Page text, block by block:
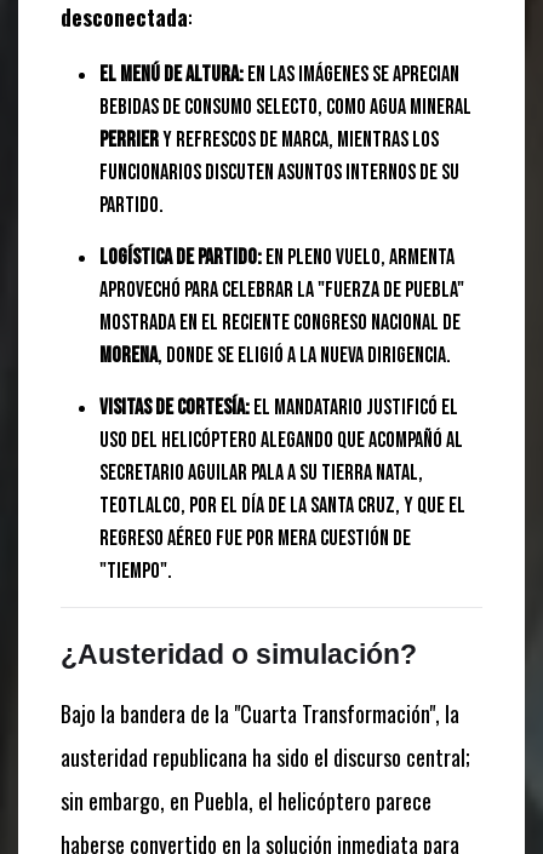
desconectada:
El menú de altura:En las imágenes se aprecian
bebidas de consumo selecto, como agua mineral
Perriery refrescos de marca, mientras los
funcionarios discuten asuntos internos de su
partido.
Logística de partido:En pleno vuelo, Armenta
aprovechó para celebrar la "fuerza de Puebla"
mostrada en el reciente Congreso Nacional de
Morena, donde se eligió a la nueva dirigencia.
Visitas de cortesía:El mandatario justificó el
uso del helicóptero alegando que acompañó al
secretario Aguilar Pala a su tierra natal,
Teotlalco, por el Día de la Santa Cruz, y que el
regreso aéreo fue por mera cuestión de
"tiempo".
¿Austeridad o simulación?
Bajo la bandera de la "Cuarta Transformación", la
austeridad republicana ha sido el discurso central;
sin embargo, en Puebla, el helicóptero parece
haberse convertido en la solución inmediata para